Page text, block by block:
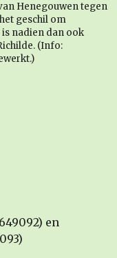
Henegouwen tegen
geschil om
nadien dan ook
(Info:
en